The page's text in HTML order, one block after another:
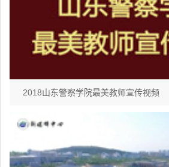
2018山东警察学院最美教师宣传视频